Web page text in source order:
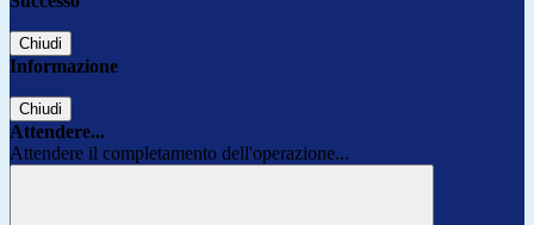
Chiudi
Informazione
Chiudi
Attendere...
Attendere il completamento dell'operazione...